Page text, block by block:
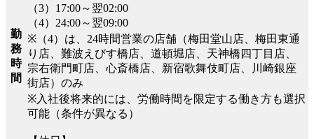
勤
務
時
間
（3）17:00～翌02:00
（4）24:00～翌09:00
※（4）は、24時間営業の店舗（梅田堂山店、梅田東通
り店、難波えびす橋店、道頓堀店、天神橋四丁目店、
宗右衛門町店、心斎橋店、新宿歌舞伎町店、川崎銀座
街店）のみ
※入社後将来的には、労働時間を限定する働き方も選択
可能（条件が異なる）